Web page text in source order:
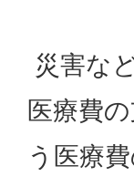
災害な
医療費
う医療